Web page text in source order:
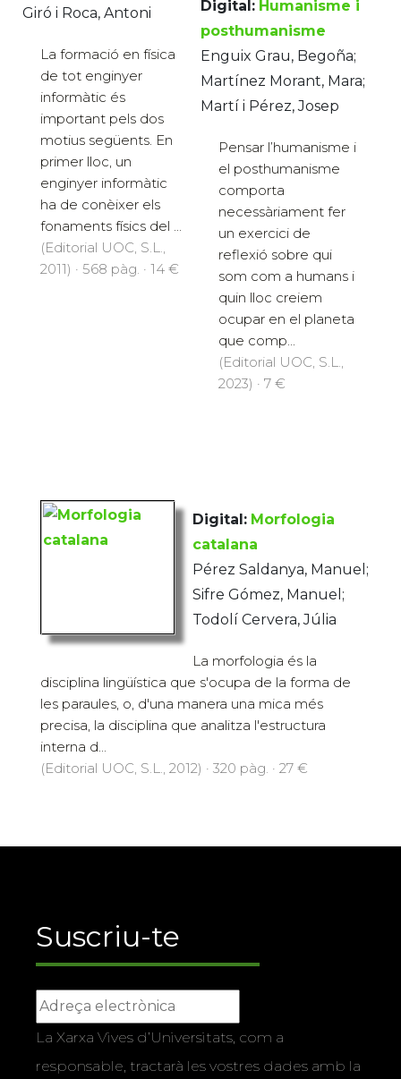
Giró i Roca, Antoni
La formació en física
de tot enginyer
informàtic és
important pels dos
motius següents. En
primer lloc, un
enginyer informàtic
ha de conèixer els
fonaments físics del ...
(Editorial UOC, S.L.,
2011) · 568 pàg. · 14 €
Digital: Humanisme i
posthumanisme
Enguix Grau, Begoña;
Martínez Morant, Mara;
Martí i Pérez, Josep
Pensar l’humanisme i
el posthumanisme
comporta
necessàriament fer
un exercici de
reflexió sobre qui
som com a humans i
quin lloc creiem
ocupar en el planeta
que comp...
(Editorial UOC, S.L.,
2023) · 7 €
Digital: Morfologia
catalana
Pérez Saldanya, Manuel;
Sifre Gómez, Manuel;
Todolí Cervera, Júlia
La morfologia és la
disciplina lingüística que s'ocupa de la forma de
les paraules, o, d'una manera una mica més
precisa, la disciplina que analitza l'estructura
interna d...
(Editorial UOC, S.L., 2012) · 320 pàg. · 27 €
Suscriu-te
La Xarxa Vives d’Universitats, com a
responsable, tractarà les vostres dades amb la